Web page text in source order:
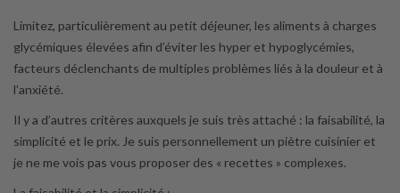
Limitez, particulièrement au petit déjeuner, les aliments à charges
glycémiques élevées afin d’éviter les hyper et hypoglycémies,
facteurs déclenchants de multiples problèmes liés à la douleur et à
l’anxiété.
Il y a d’autres critères auxquels je suis très attaché : la faisabilité, la
simplicité et le prix. Je suis personnellement un piètre cuisinier et
je ne me vois pas vous proposer des « recettes » complexes.